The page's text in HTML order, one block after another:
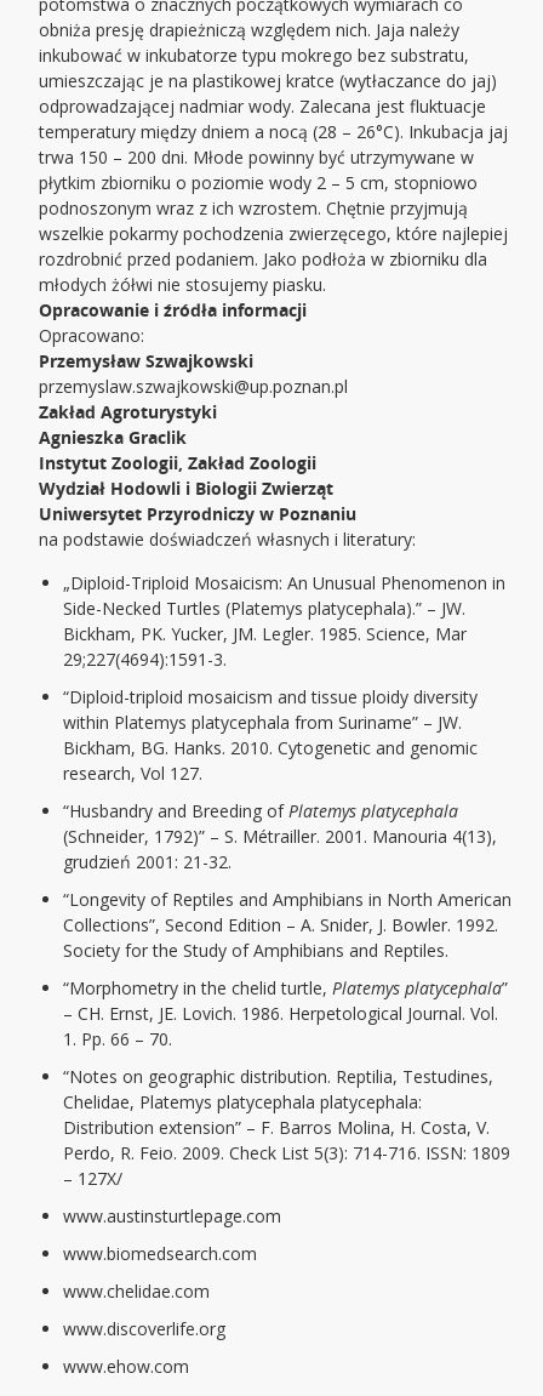
obniża presję drapieżniczą względem nich. Jaja należy
inkubować w inkubatorze typu mokrego bez substratu,
umieszczając je na plastikowej kratce (wytłaczance do jaj)
odprowadzającej nadmiar wody. Zalecana jest fluktuacje
temperatury między dniem a nocą (28 – 26°C). Inkubacja jaj
trwa 150 – 200 dni. Młode powinny być utrzymywane w
płytkim zbiorniku o poziomie wody 2 – 5 cm, stopniowo
podnoszonym wraz z ich wzrostem. Chętnie przyjmują
wszelkie pokarmy pochodzenia zwierzęcego, które najlepiej
rozdrobnić przed podaniem. Jako podłoża w zbiorniku dla
młodych żółwi nie stosujemy piasku.
Opracowanie i źródła informacji
Opracowano:
Przemysław Szwajkowski
przemyslaw.szwajkowski@up.poznan.pl
Zakład Agroturystyki
Agnieszka Graclik
Instytut Zoologii, Zakład Zoologii
Wydział Hodowli i Biologii Zwierząt
Uniwersytet Przyrodniczy w Poznaniu
na podstawie doświadczeń własnych i literatury:
„Diploid-Triploid Mosaicism: An Unusual Phenomenon in
Side-Necked Turtles (Platemys platycephala).” – JW.
Bickham, PK. Yucker, JM. Legler. 1985. Science, Mar
29;227(4694):1591-3.
“Diploid-triploid mosaicism and tissue ploidy diversity
within Platemys platycephala from Suriname” – JW.
Bickham, BG. Hanks. 2010. Cytogenetic and genomic
research, Vol 127.
“Husbandry and Breeding ofPlatemys platycephala
(Schneider, 1792)” – S. Métrailler. 2001. Manouria 4(13),
grudzień 2001: 21-32.
“Longevity of Reptiles and Amphibians in North American
Collections”, Second Edition – A. Snider, J. Bowler. 1992.
Society for the Study of Amphibians and Reptiles.
“Morphometry in the chelid turtle,Platemys platycephala”
– CH. Ernst, JE. Lovich. 1986. Herpetological Journal. Vol.
1. Pp. 66 – 70.
“Notes on geographic distribution. Reptilia, Testudines,
Chelidae, Platemys platycephala platycephala:
Distribution extension” – F. Barros Molina, H. Costa, V.
Perdo, R. Feio. 2009. Check List 5(3): 714-716. ISSN: 1809
– 127X/
www.austinsturtlepage.com
www.biomedsearch.com
www.chelidae.com
www.discoverlife.org
www.ehow.com